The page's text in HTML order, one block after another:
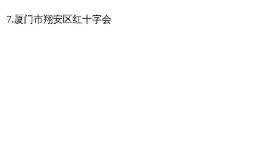
7.厦门市翔安区红十字会